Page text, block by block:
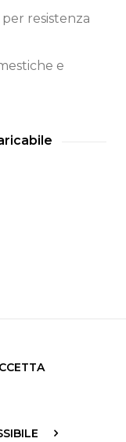
resistenza
e
English